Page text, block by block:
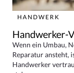
HANDWERK
Handwerker-
Wenn ein Umbau,
Reparatur ansteht,
Handwerker